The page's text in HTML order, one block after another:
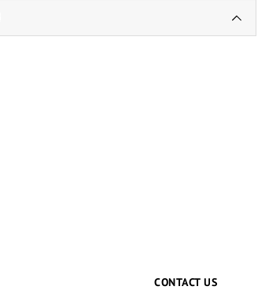
CONTACT US